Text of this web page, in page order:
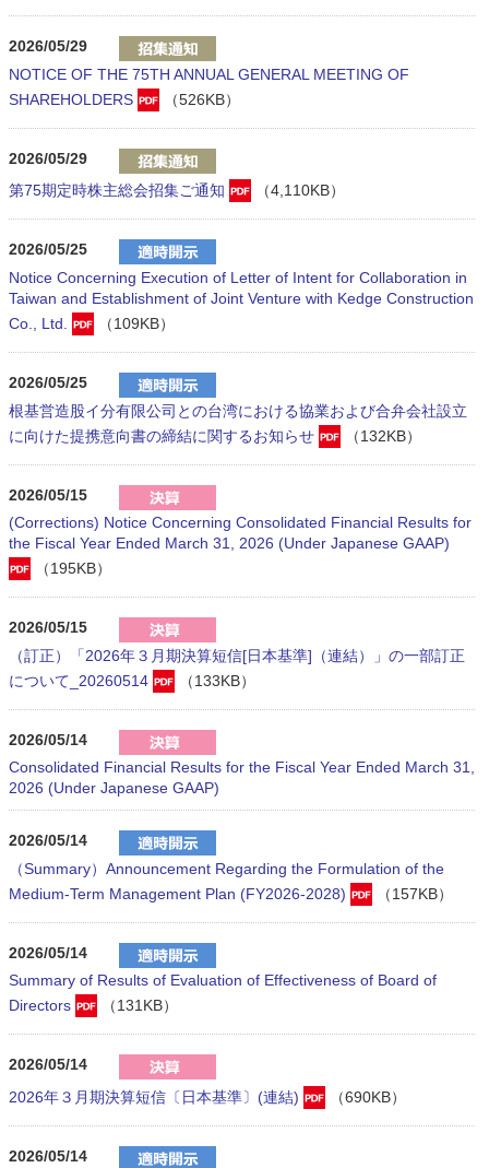
2026/05/29
NOTICE OF THE 75TH ANNUAL GENERAL MEETING OF
SHAREHOLDERS
（526KB）
2026/05/29
第75期定時株主総会招集ご通知
（4,110KB）
2026/05/25
Notice Concerning Execution of Letter of Intent for Collaboration in
Taiwan and Establishment of Joint Venture with Kedge Construction
Co., Ltd.
（109KB）
2026/05/25
根基営造股イ分有限公司との台湾における協業および合弁会社設立
に向けた提携意向書の締結に関するお知らせ
（132KB）
2026/05/15
(Corrections) Notice Concerning Consolidated Financial Results for
the Fiscal Year Ended March 31, 2026 (Under Japanese GAAP)
（195KB）
2026/05/15
（訂正）「2026年３月期決算短信[日本基準]（連結）」の一部訂正
について_20260514
（133KB）
2026/05/14
Consolidated Financial Results for the Fiscal Year Ended March 31,
2026 (Under Japanese GAAP)
2026/05/14
（Summary）Announcement Regarding the Formulation of the
Medium-Term Management Plan (FY2026-2028)
（157KB）
2026/05/14
Summary of Results of Evaluation of Effectiveness of Board of
Directors
（131KB）
2026/05/14
2026年３月期決算短信〔日本基準〕(連結)
（690KB）
2026/05/14